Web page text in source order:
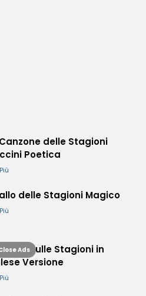
delle Stagioni
Poetica
delle Stagioni Magico
sulle Stagioni in
Versione
Ads